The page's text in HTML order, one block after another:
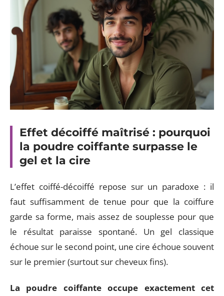
Effet décoiffé maîtrisé : pourquoi
la poudre coiffante surpasse le
gel et la cire
L’effet coiffé-décoiffé repose sur un paradoxe : il
faut suffisamment de tenue pour que la coiffure
garde sa forme, mais assez de souplesse pour que
le résultat paraisse spontané. Un gel classique
échoue sur le second point, une cire échoue souvent
sur le premier (surtout sur cheveux fins).
La poudre coiffante occupe exactement cet